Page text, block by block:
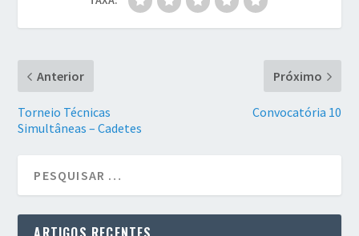
Anterior
Torneio Técnicas
Simultâneas – Cadetes
Próximo
Convocatória 10